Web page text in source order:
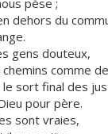
pèse ;
dehors du
gens douteux,
comme
le sort final des
pour père.
sont vraies,